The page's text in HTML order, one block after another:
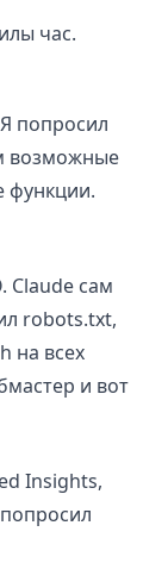
час.
попросил
возможные
функции.
Claude сам
robots.txt,
на всех
и вот
Insights,